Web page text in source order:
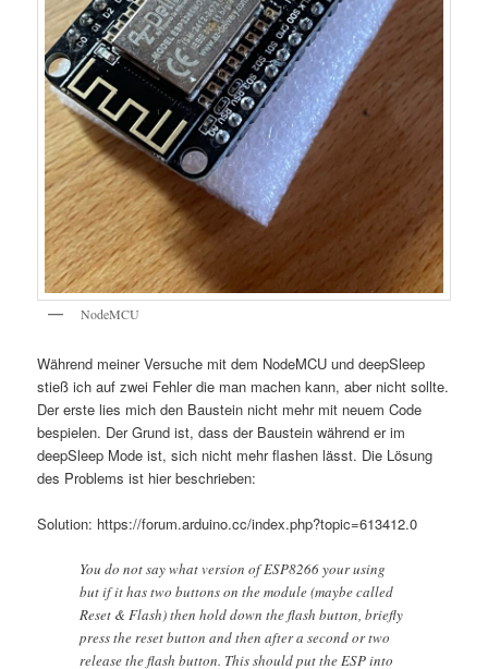
NodeMCU
Während meiner Versuche mit dem NodeMCU und deepSleep
stieß ich auf zwei Fehler die man machen kann, aber nicht sollte.
Der erste lies mich den Baustein nicht mehr mit neuem Code
bespielen. Der Grund ist, dass der Baustein während er im
deepSleep Mode ist, sich nicht mehr flashen lässt. Die Lösung
des Problems ist hier beschrieben:
Solution: https://forum.arduino.cc/index.php?topic=613412.0
You do not say what version of ESP8266 your using
but if it has two buttons on the module (maybe called
Reset & Flash) then hold down the flash button, briefly
press the reset button and then after a second or two
release the flash button. This should put the ESP into